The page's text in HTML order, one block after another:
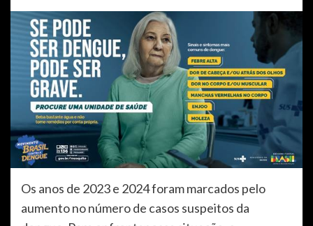
Os anos de 2023 e 2024 foram marcados pelo
aumento no número de casos suspeitos da